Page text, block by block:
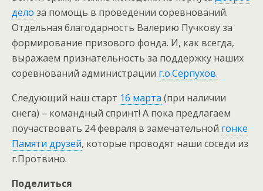
дело за помощь в проведении соревнований.
Отдельная благодарность Валерию Пучкову за
формирование призового фонда. И, как всегда,
выражаем признательность за поддержку наших
соревнований администрации г.о.Серпухов.
Следующий наш старт 16 марта (при наличии
снега) – командный спринт! А пока предлагаем
поучаствовать 24 февраля в замечательной гонке
Памяти друзей, которые проводят наши соседи из
г.Протвино.
Поделиться